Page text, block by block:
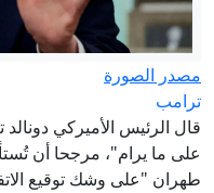
مصدر الصورة
ترامب
قال الرئيس الأميركي
على ما يرام"، مرجحا أن
طهران "على وشك توقيع